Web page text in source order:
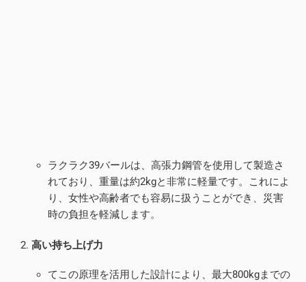
ラクラク39バールは、高張力鋼管を使用して製造さ
れており、重量は約2kgと非常に軽量です。これによ
り、女性や高齢者でも容易に扱うことができ、災害
時の負担を軽減します。
高い持ち上げ力
てこの原理を活用した設計により、最大800kgまでの